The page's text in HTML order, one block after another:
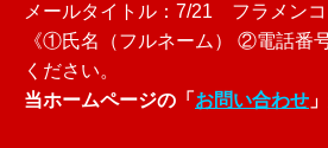
メールタイトル：7/21 フラメン
《①氏名（フルネーム） ②電話番
ください。
当ホームページの「 お問い合わせ